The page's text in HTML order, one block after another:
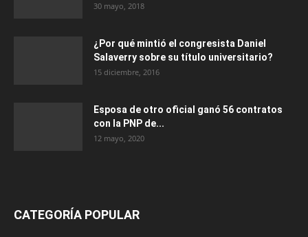
30 mayo, 2018
¿Por qué mintió el congresista Daniel
Salaverry sobre su título universitario?
15 diciembre, 2016
Esposa de otro oficial ganó 56 contratos
con la PNP de...
12 mayo, 2020
CATEGORÍA POPULAR